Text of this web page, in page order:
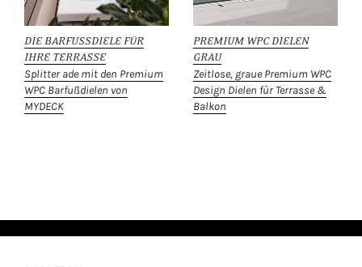
DIE BARFUSSDIELE FÜR
IHRE TERRASSE
Splitter ade mit den Premium
WPC Barfußdielen von
MYDECK
PREMIUM WPC DIELEN
GRAU
Zeitlose, graue Premium WPC
Design Dielen für Terrasse &
Balkon